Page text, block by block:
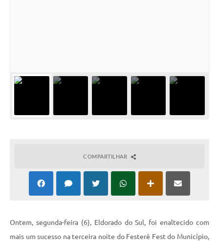
COMPARTILHAR
Ontem, segunda-feira (6), Eldorado do Sul, foi enaltecido com
mais um sucesso na terceira noite do Festerê Fest do Município,